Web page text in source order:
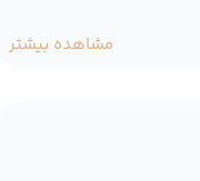
مشاهده بیشتر